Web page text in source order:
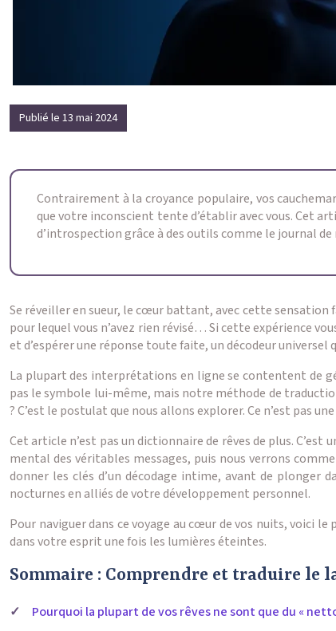
Publié le 13 mai 2024
Contrairement à la croyance populaire, vos
que votre inconscient tente d’établir avec vous. Cet
d’introspection grâce à des outils comme le journal
Se réveiller en sueur, le cœur battant, avec cette sensation
pour lequel vous n’avez rien révisé… Si cette expérience
et d’espérer une réponse toute faite, un décodeur
La plupart des interprétations en ligne se contentent de
pas le symbole lui-même, mais notre méthode de
? C’est le postulat que nous allons explorer. Ce n’est pas
Cet article n’est pas un dictionnaire de rêves de plus.
mental des véritables messages, puis nous verrons
donner les clés d’un décodage intime, avant de plonger
nocturnes en alliés de votre développement personnel.
Pour naviguer dans ce voyage au cœur de vos nuits, voici
dans votre esprit une fois les lumières éteintes.
Sommaire : Comprendre et traduire le
Pourquoi la plupart de vos rêves ne sont que du «